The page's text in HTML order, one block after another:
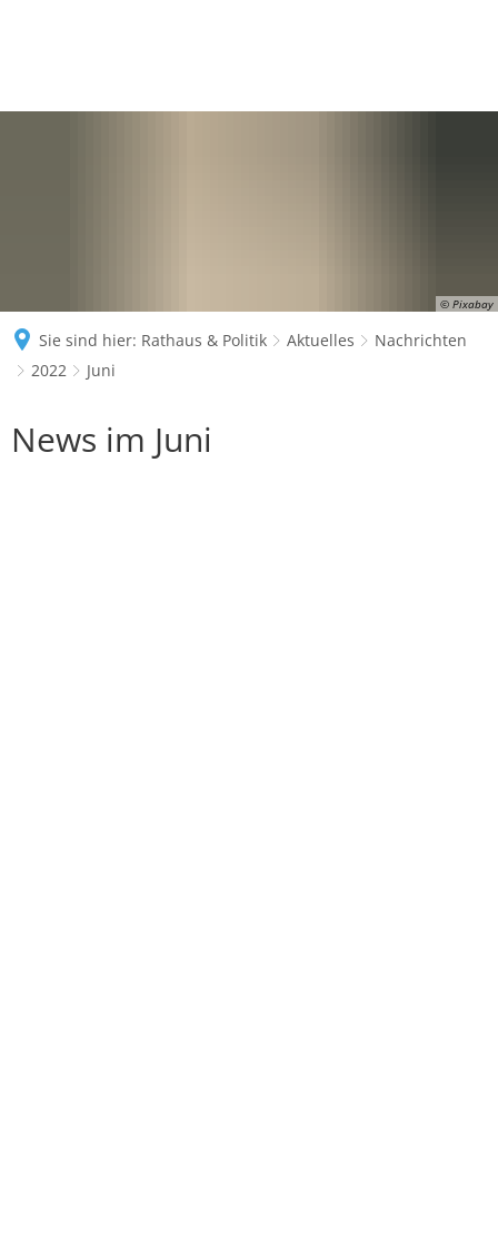
© Pixabay
Sie sind hier: Rathaus & Politik Aktuelles
Nachrichten
2022
Juni
Juni
News im Juni